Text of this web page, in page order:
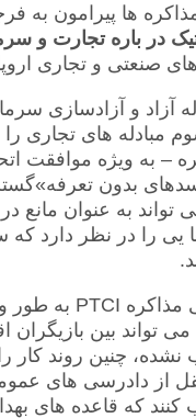
متحد مذاکره ها
در باره تجارت و
صنعتی و تجاری
آزاد و آزادسازی
مبادله های تجاری
– به ویژه موافقت
بدون
به عنوان مانع
را در نظر دارد که
مذاکره PTCI به طور
تواند بین
نشده، چنین روند
از دادرسی های
که قاعده های